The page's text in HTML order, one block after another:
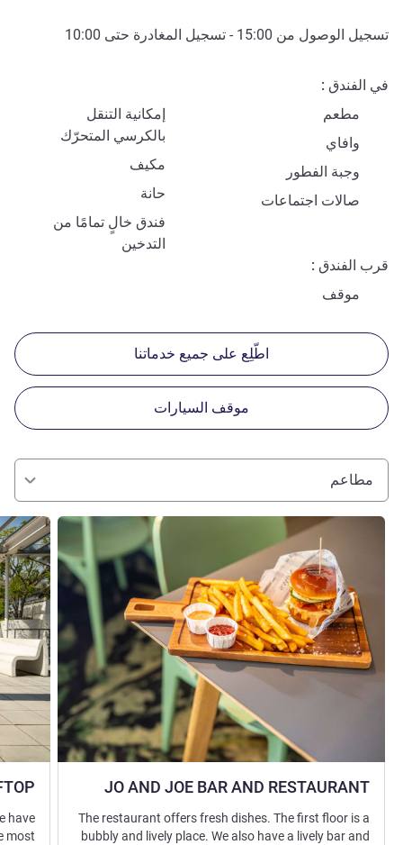
تسجيل الوصول من 15:00 - تسجيل المغادرة حتى 10:00
في الفندق
مطعم
إمكانية التنقل
بالكرسي المتحرّك
وافاي
مكيف
وجبة الفطور
حانة
صالات اجتماعات
فندق خالٍ تمامًا من
التدخين
قرب الفندق
موقف
اطّلِع على جميع خدماتنا
موقف السيارات
مطاعم
JO AND JOE BAR AND RESTAURANT
راجع التفاصيل
The restaurant offers fresh dishes. The first floor is a
bubbly and lively place. We also have a lively bar and
راجع
have
most